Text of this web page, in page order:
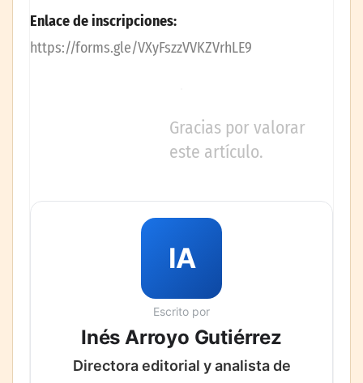
Enlace de inscripciones:
https://forms.gle/VXyFszzVVKZVrhLE9
Gracias por valorar
este artículo.
IA
Escrito por
Inés Arroyo Gutiérrez
Directora editorial y analista de